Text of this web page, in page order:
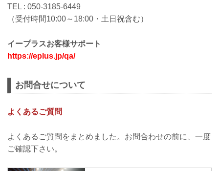
TEL : 050-3185-6449
（受付時間10:00～18:00・土日祝含む）
イープラスお客様サポート
https://eplus.jp/qa/
お問合せについて
よくあるご質問
よくあるご質問をまとめました。お問合わせの前に、一度
ご確認下さい。